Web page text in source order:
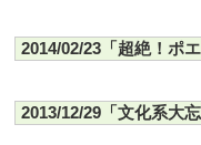
2014/02/23「超絶！ポ
2013/12/29「文化系大